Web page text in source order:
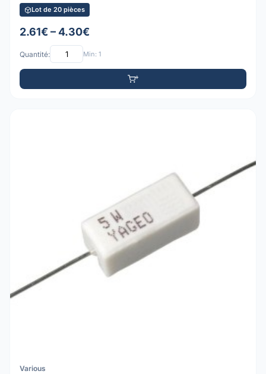
Lot de 20 pièces
2.61€ – 4.30€
Quantité: Min: 1
Various